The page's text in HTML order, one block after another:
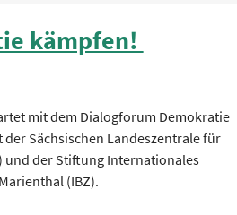
kämpfen!
mit dem Dialogforum Demokratie
Sächsischen Landeszentrale für
und der Stiftung Internationales
(IBZ).